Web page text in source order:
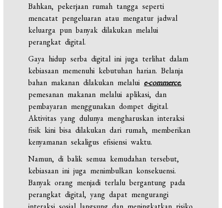
Bahkan, pekerjaan rumah tangga seperti
mencatat pengeluaran atau mengatur jadwal
keluarga pun banyak dilakukan melalui
perangkat digital.
Gaya hidup serba digital ini juga terlihat dalam
kebiasaan memenuhi kebutuhan harian. Belanja
bahan makanan dilakukan melalui e-commerce,
pemesanan makanan melalui aplikasi, dan
pembayaran menggunakan dompet digital.
Aktivitas yang dulunya mengharuskan interaksi
fisik kini bisa dilakukan dari rumah, memberikan
kenyamanan sekaligus efisiensi waktu.
Namun, di balik semua kemudahan tersebut,
kebiasaan ini juga menimbulkan konsekuensi.
Banyak orang menjadi terlalu bergantung pada
perangkat digital, yang dapat mengurangi